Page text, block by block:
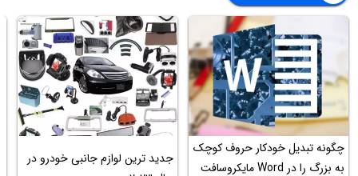
چگونه تبدیل خودکار حروف کوچک
به بزرگ را در Word مایکروسافت
جدید ترین لوازم جانبی خودرو در